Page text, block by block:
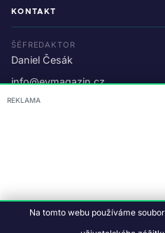
KONTAKT
ŠÉFREDAKTOR
Daniel Česák
info@evmagazin.cz
O nás
© 2026 EV Magazin.Podmínky a
REKLAMA
Na tomto webu používáme